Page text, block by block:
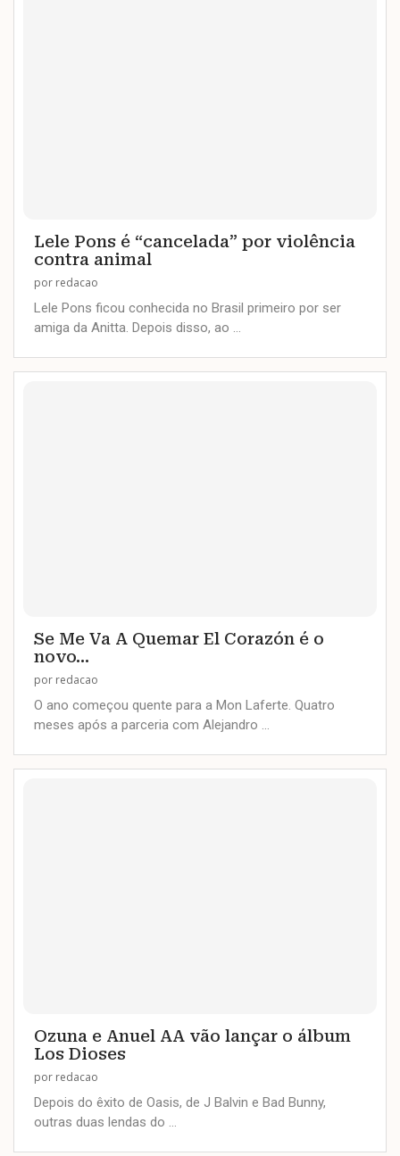
Lele Pons é “cancelada” por violência
contra animal
por redacao
Lele Pons ficou conhecida no Brasil primeiro por ser
amiga da Anitta. Depois disso, ao …
Se Me Va A Quemar El Corazón é o
novo...
por redacao
O ano começou quente para a Mon Laferte. Quatro
meses após a parceria com Alejandro …
Ozuna e Anuel AA vão lançar o álbum
Los Dioses
por redacao
Depois do êxito de Oasis, de J Balvin e Bad Bunny,
outras duas lendas do …